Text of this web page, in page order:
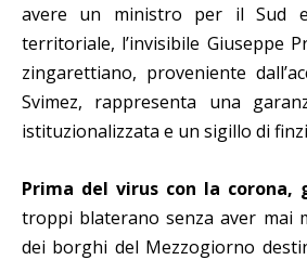
avere un ministro per il Sud
territoriale, l’invisibile Giuseppe
zingarettiano, proveniente
Svimez, rappresenta una
istituzionalizzata e un sigillo di
Prima del virus con la corona,
troppi blaterano senza aver mai
dei borghi del Mezzogiorno